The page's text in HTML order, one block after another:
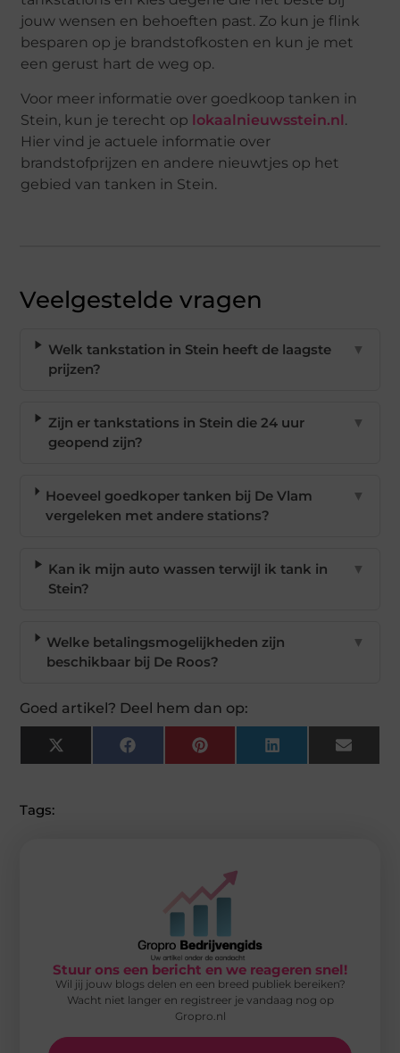
jouw wensen en behoeften past. Zo kun je flink
besparen op je brandstofkosten en kun je met
een gerust hart de weg op.
Voor meer informatie over goedkoop tanken in
Stein, kun je terecht op lokaalnieuwsstein.nl.
Hier vind je actuele informatie over
brandstofprijzen en andere nieuwtjes op het
gebied van tanken in Stein.
Veelgestelde vragen
Welk tankstation in Stein heeft de laagste
prijzen?
▼
Zijn er tankstations in Stein die 24 uur
geopend zijn?
▼
Hoeveel goedkoper tanken bij De Vlam
vergeleken met andere stations?
▼
Kan ik mijn auto wassen terwijl ik tank in
Stein?
▼
Welke betalingsmogelijkheden zijn
beschikbaar bij De Roos?
▼
Goed artikel? Deel hem dan op:
X
(Twitter)
FacebookPinterest LinkedIn Email
Tags:
Stuur ons een bericht en we reageren snel!
Wil jij jouw blogs delen en een breed publiek bereiken?
Wacht niet langer en registreer je vandaag nog op
Gropro.nl